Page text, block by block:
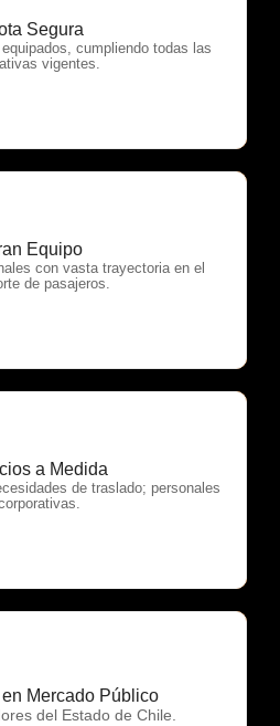
Segura
cumpliendo todas las
vigentes.
Servicios
Equipo
con vasta trayectoria en el
de pasajeros.
Servicios
a Medida
de traslado; personales
Servicios
Mercado Público
del Estado de Chile.
Servicios